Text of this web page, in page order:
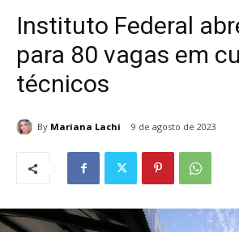
Instituto Federal
para 80 vagas em
técnicos
By Mariana Lachi 9 de agosto de 2023